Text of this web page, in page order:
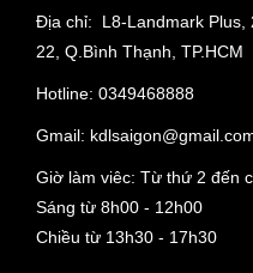
Địa chỉ: L8-Landmark Plus,
22, Q.Bình Thạnh, TP.HCM
Hotline: 0349468888
Gmail:
Giờ làm viêc: Từ thứ 2 đến
Sáng từ 8h00 - 12h00
Chiều từ 13h30 - 17h30